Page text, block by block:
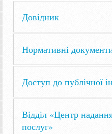
Довідник
Нормативні
Доступ до публічної
Відділ «Центр
послуг»